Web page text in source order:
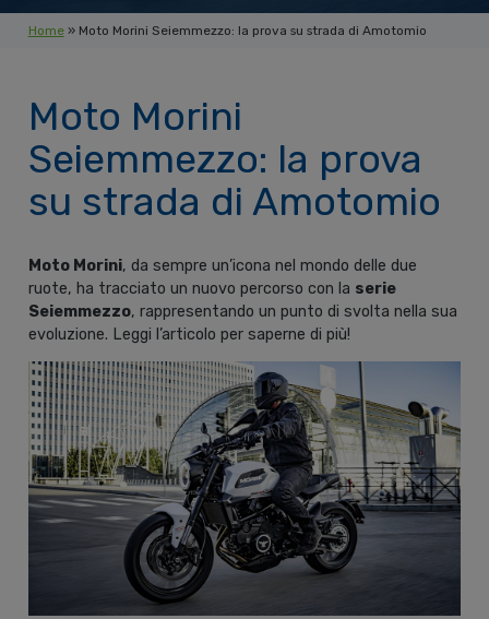
Home» Moto Morini Seiemmezzo: la prova su strada di Amotomio
Moto Morini
Seiemmezzo: la prova
su strada di Amotomio
Moto Morini, da sempre un’icona nel mondo delle due
ruote, ha tracciato un nuovo percorso con la serie
Seiemmezzo, rappresentando un punto di svolta nella sua
evoluzione. Leggi l’articolo per saperne di più!